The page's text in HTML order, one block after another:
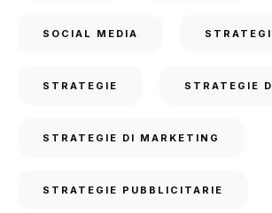
SOCIAL MEDIA
STRATEGIE STRATEGIE
STRATEGIE DI MARKETING
STRATEGIE PUBBLICITARIE